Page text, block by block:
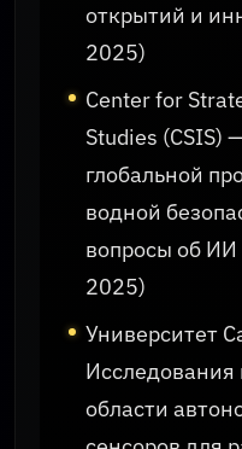
открытий и
2025)
Center for
Studies (CSIS)
глобальной
водной
вопросы об
2025)
Университет
Исследования
области